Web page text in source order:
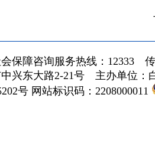
保障咨询服务热线：12333 传
兴东大路2-21号 主办单位
号 网站标识码：2208000011